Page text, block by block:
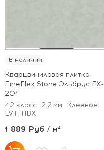
В наличии
Кварцвиниловая плитка
FineFlex Stone Эльбрус FX-
201
42 класс
2.2 мм
Клеевое
LVT, ПВХ
1 889 Руб / м²